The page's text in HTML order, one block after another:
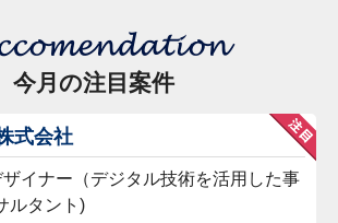
今月の注目案件
式会社
イナー（デジタル技術を活用した事
ルタント)